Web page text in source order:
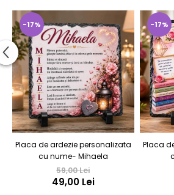
-17%
Placa de ardezie personalizata
cu nume- Mihaela
59,00 Lei
49,00 Lei
-17%
Placa